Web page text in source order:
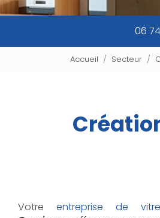
06
Accueil Secteur
Votre entreprise de